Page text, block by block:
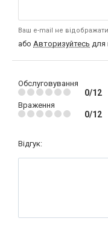
Ваш e-mail не
або Авторизуйтесь для
Обслуговування
0/12
Враження
0/12
Відгук: